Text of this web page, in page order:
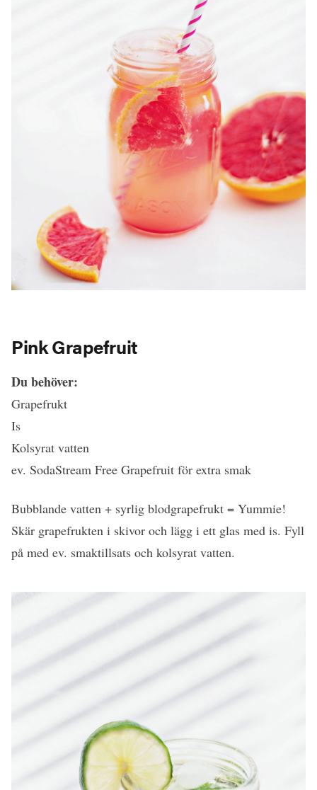
Pink Grapefruit
Du behöver:
Grapefrukt
Is
Kolsyrat vatten
ev. SodaStream Free Grapefruit för extra smak
Bubblande vatten + syrlig blodgrapefrukt = Yummie!
Skär grapefrukten i skivor och lägg i ett glas med is. Fyll
på med ev. smaktillsats och kolsyrat vatten.